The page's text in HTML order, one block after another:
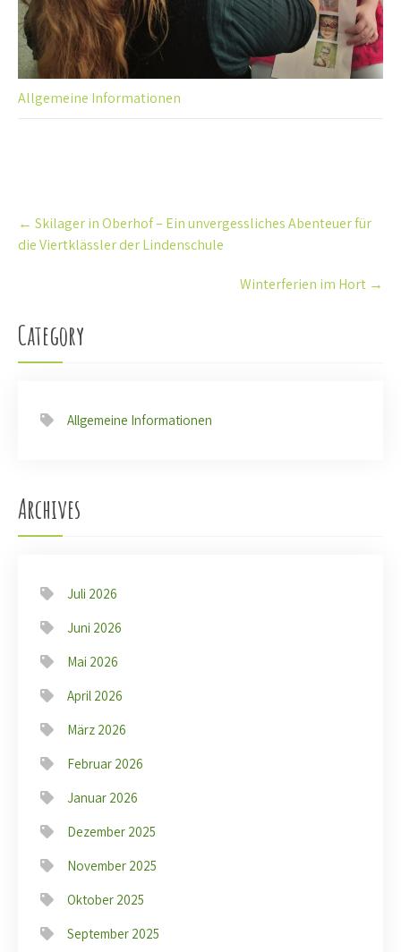
Allgemeine Informationen
navigation
← Skilager in Oberhof – Ein unvergessliches Abenteuer für
die Viertklässler der Lindenschule
Winterferien im Hort →
Category
Allgemeine Informationen
Archives
Juli 2026
Juni 2026
Mai 2026
April 2026
März 2026
Februar 2026
Januar 2026
Dezember 2025
November 2025
Oktober 2025
September 2025